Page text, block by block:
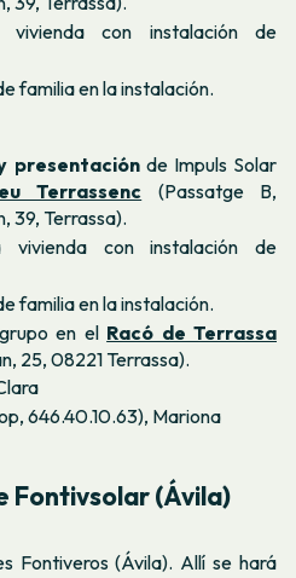
vivienda con instalación de
familia en la instalación.
presentaciónde Impuls Solar
Terrassenc (Passatge B,
39, Terrassa).
vivienda con instalación de
familia en la instalación.
en el Racó de Terrassa
25, 08221 Terrassa).
646.40.10.63), Mariona
Fontivsolar (Ávila)
Fontiveros (Ávila). Allí se hará